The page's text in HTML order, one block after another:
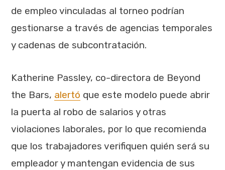
de empleo vinculadas al torneo podrían
gestionarse a través de agencias temporales
y cadenas de subcontratación.
Katherine Passley, co-directora de Beyond
the Bars, alertó que este modelo puede abrir
la puerta al robo de salarios y otras
violaciones laborales, por lo que recomienda
que los trabajadores verifiquen quién será su
empleador y mantengan evidencia de sus